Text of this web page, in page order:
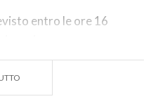
entro le ore 16